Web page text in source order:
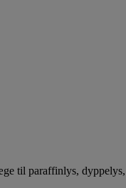
til paraffinlys,